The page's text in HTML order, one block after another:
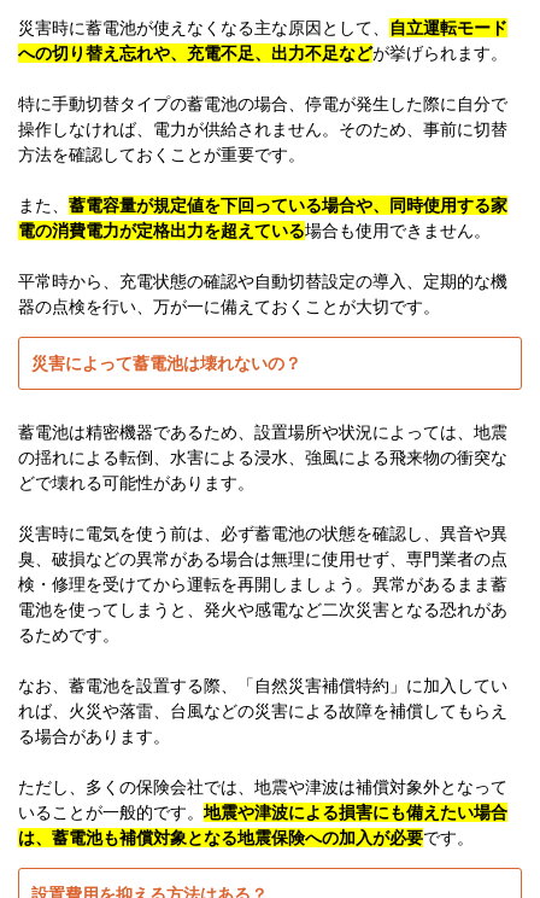
災害時に蓄電池が使えなくなる主な原因として、
自立運転モード
への切り替え忘れや、充電不足、出力不足などが挙げられます。
特に手動切替タイプの蓄電池の場合、停電が発生した際に自分で
操作しなければ、電力が供給されません。そのため、事前に切替
方法を確認しておくことが重要です。
また、 蓄電容量が規定値を下回っている場合や、同時使用する家
電の消費電力が定格出力を超えている場合も使用できません。
平常時から、充電状態の確認や自動切替設定の導入、定期的な機
器の点検を行い、万が一に備えておくことが大切です。
災害によって蓄電池は壊れないの？
蓄電池は精密機器であるため、設置場所や状況によっては、地震
の揺れによる転倒、水害による浸水、強風による飛来物の衝突な
どで壊れる可能性があります。
災害時に電気を使う前は、必ず蓄電池の状態を確認し、異音や異
臭、破損などの異常がある場合は無理に使用せず、専門業者の点
検・修理を受けてから運転を再開しましょう。異常があるまま蓄
電池を使ってしまうと、発火や感電など二次災害となる恐れがあ
るためです。
なお、蓄電池を設置する際、「自然災害補償特約」に加入してい
れば、火災や落雷、台風などの災害による故障を補償してもらえ
る場合があります。
ただし、多くの保険会社では、地震や津波は補償対象外となって
いることが一般的です。 地震や津波による損害にも備えたい場合
は、蓄電池も補償対象となる地震保険への加入が必要です。
設置費用を抑える方法はある？